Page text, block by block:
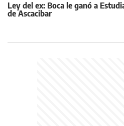
Ley del ex: Boca le ganó a
de Ascacibar